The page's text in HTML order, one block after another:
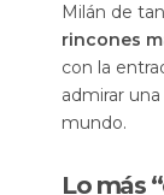
Milán de tan
rincones
con la
admirar
mundo.
Lo más